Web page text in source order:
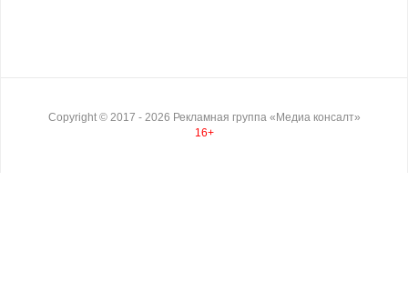
Copyright © 2017 - 2026 Рекламная группа «Медиа консалт»
16+